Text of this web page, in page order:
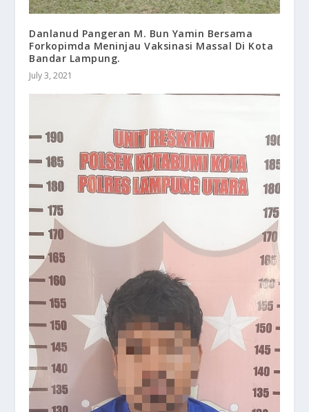
Danlanud Pangeran M. Bun Yamin Bersama
Forkopimda Meninjau Vaksinasi Massal Di Kota
Bandar Lampung.
July 3, 2021